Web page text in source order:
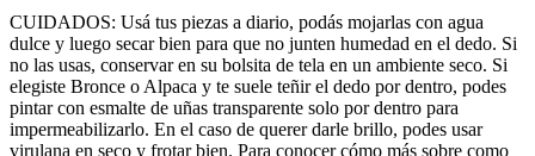
CUIDADOS: Usá tus piezas a diario, podás mojarlas con agua
dulce y luego secar bien para que no junten humedad en el dedo. Si
no las usas, conservar en su bolsita de tela en un ambiente seco. Si
elegiste Bronce o Alpaca y te suele teñir el dedo por dentro, podes
pintar con esmalte de uñas transparente solo por dentro para
impermeabilizarlo. En el caso de querer darle brillo, podes usar
virulana en seco y frotar bien. Para conocer cómo más sobre como